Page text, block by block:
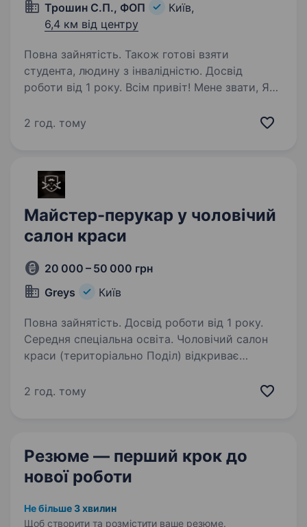
Трошин С.П., ФОП
Київ,
6,4 км від центру
Повна зайнятість. Також готові взяти
студента, людину з інвалідністю. Досвід
роботи від 1 року. Всім привіт! Мене звати, Яна
Ми студія краси, що не стоїть на місці
та постійно залучаємо нових. Лояльне…
2 год. тому
Майстер-перукар у чоловічий
салон краси
20 000 – 50 000 грн
Greys
Київ
Повна зайнятість. Досвід роботи від 1 року.
Середня спеціальна освіта. Чоловічий салон
краси (територіально Поділ) відкриває
стрижок. Наявність досвіду є обов’язковою
2 год. тому
Резюме — перший крок до
нової роботи
Не більше 3 хвилин
Щоб створити та розмістити ваше резюме.